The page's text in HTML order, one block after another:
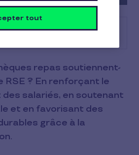
repas soutiennent-
RSE ? En renforçant le
des salariés, en soutenant
et en favorisant des
grâce à la
tout